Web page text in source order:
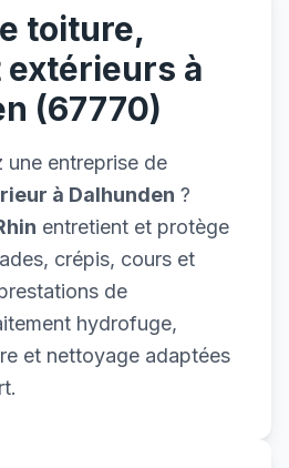
toiture,
extérieurs à
(67770)
une entreprise de
à Dalhunden ?
entretient et protège
crépis, cours et
de
hydrofuge,
et nettoyage adaptées